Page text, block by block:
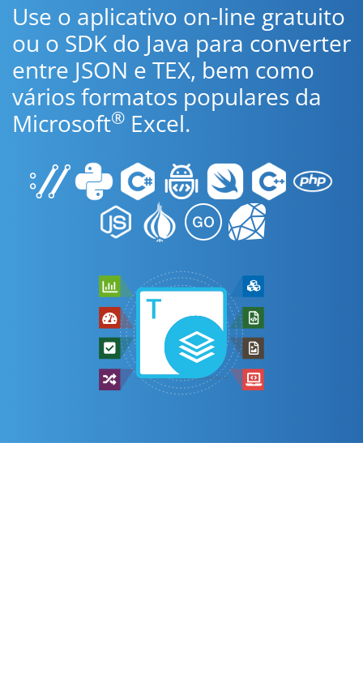
Use o aplicativo on-line gratuito
ou o SDK do Java para converter
entre JSON e TEX, bem como
vários formatos populares da
Microsoft® Excel.